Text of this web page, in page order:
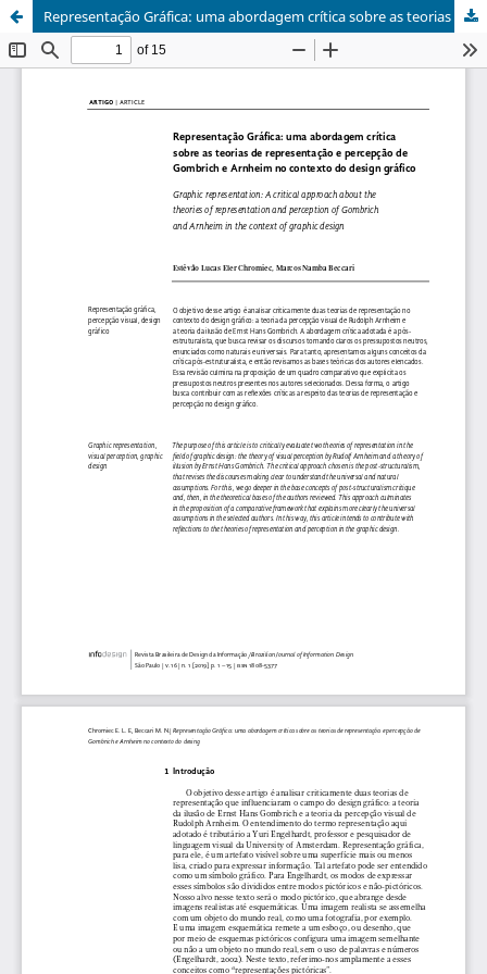
Representação Gráfica: uma abordagem crítica sobre as teorias de representação e percepção de Gombrich e Arnheim no contexto do design gráfico | Graphic representation: A critical approach about the theories of representation and perception of Gombrich and Arnheim in the context of graphic design